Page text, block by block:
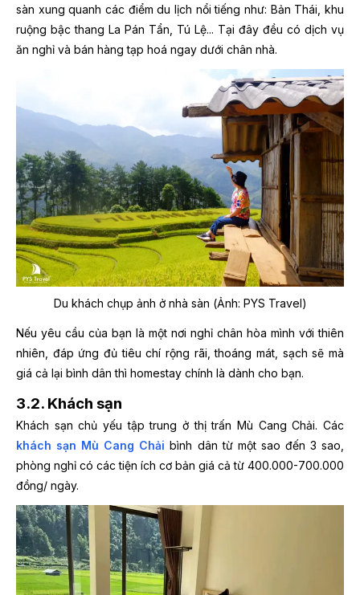
sàn xung quanh các điểm du lịch nổi tiếng như: Bản Thái, khu
ruộng bậc thang La Pán Tẩn, Tú Lệ... Tại đây đều có dịch vụ
ăn nghỉ và bán hàng tạp hoá ngay dưới chân nhà.
Du khách chụp ảnh ở nhà sàn (Ảnh: PYS Travel)
Nếu yêu cầu của bạn là một nơi nghỉ chân hòa mình với thiên
nhiên, đáp ứng đủ tiêu chí rộng rãi, thoáng mát, sạch sẽ mà
giá cả lại bình dân thì homestay chính là dành cho bạn.
3.2. Khách sạn
Khách sạn chủ yếu tập trung ở thị trấn Mù Cang Chải. Các
khách sạn Mù Cang Chải bình dân từ một sao đến 3 sao,
phòng nghỉ có các tiện ích cơ bản giá cả từ 400.000-700.000
đồng/ ngày.